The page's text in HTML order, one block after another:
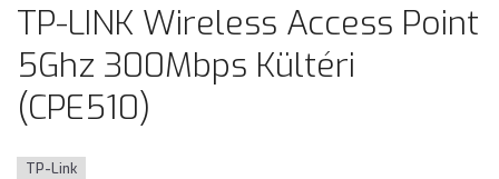
TP-LINK Wireless Access Point
5Ghz 300Mbps Kültéri
(CPE510)
TP-Link